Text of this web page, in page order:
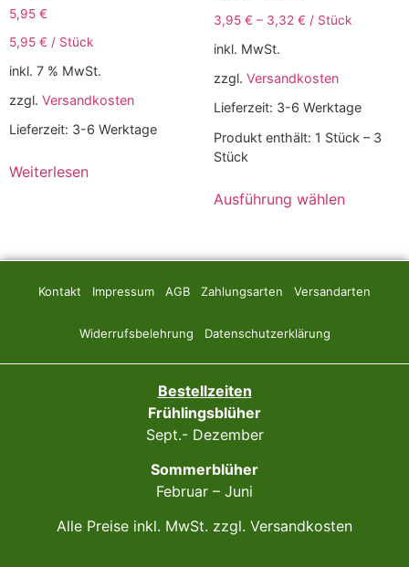
5,95 €
5,95 € / Stück
inkl. 7 % MwSt.
zzgl. Versandkosten
Lieferzeit: 3-6 Werktage
Weiterlesen
3,95 € – 3,32 € / Stück
inkl. MwSt.
zzgl. Versandkosten
Lieferzeit: 3-6 Werktage
Produkt enthält: 1 Stück – 3
Stück
Ausführung wählen
Kontakt Impressum AGB Zahlungsarten Versandarten
Widerrufsbelehrung Datenschutzerklärung
Bestellzeiten
Frühlingsblüher
Sept.- Dezember
Sommerblüher
Februar – Juni
Alle Preise inkl. MwSt. zzgl. Versandkosten